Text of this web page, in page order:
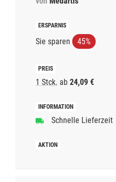
Sie sparen 45%
1 Stck. ab 24,09 €
Schnelle Lieferzeit